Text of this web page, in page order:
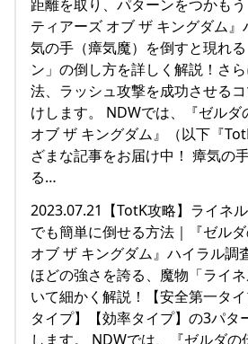
距離を取り、パターンをつかも
ティアーズ オブ ザ キングダム
気の手（瘴気魔）を倒すと現れ
ン」の倒し方を詳しく解説！さ
法、ラッシュ攻撃を成功させる
けします。 NDWでは、『ゼルダ
オブ ザ キングダム』（以下『
ざまな記事をお届け中！ 瘴気の
る…
2023.07.21【TotK攻略】ライネ
でも簡単に倒せる方法｜『ゼル
オブ ザ キングダム』ハイラル調
ほどの強さを誇る、魔物「ライ
いて細かく解説！【安全第一タ
タイプ】【効率タイプ】の3パタ
します。 NDWでは、『ゼルダの